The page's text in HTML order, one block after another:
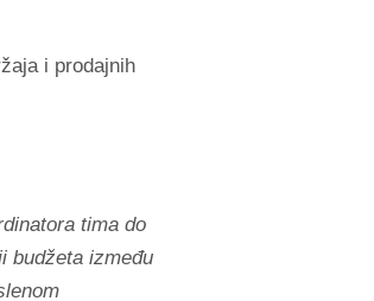
i prodajnih
tima do
budžeta između